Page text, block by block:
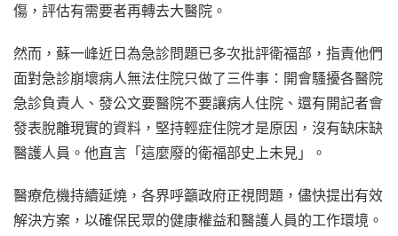
傷，評估有需要者再轉去大醫院。
然而，蘇一峰近日為急診問題已多次批評衛福部，指責他們
面對急診崩壞病人無法住院只做了三件事：開會騷擾各醫院
急診負責人、發公文要醫院不要讓病人住院、還有開記者會
發表脫離現實的資料，堅持輕症住院才是原因，沒有缺床缺
醫護人員。他直言「這麼廢的衛福部史上未見」。
醫療危機持續延燒，各界呼籲政府正視問題，儘快提出有效
解決方案，以確保民眾的健康權益和醫護人員的工作環境。